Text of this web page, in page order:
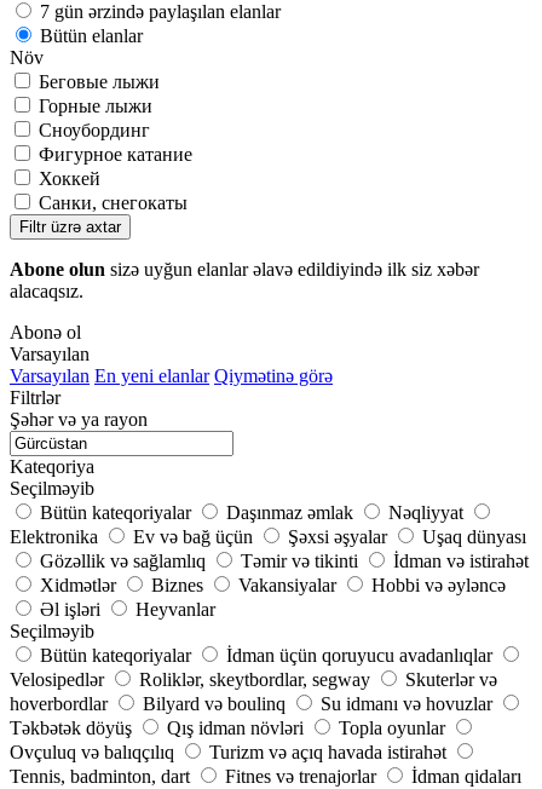
7 gün ərzində paylaşılan elanlar
Bütün elanlar
Növ
Беговые лыжи
Горные лыжи
Сноубординг
Фигурное катание
Хоккей
Санки, снегокаты
Filtr üzrə axtar
Abone olun sizə uyğun elanlar əlavə edildiyində ilk siz xəbər
alacaqsız.
Abonə ol
Varsayılan
Varsayılan En yeni elanlar Qiymətinə görə
Filtrlər
Şəhər və ya rayon
Kateqoriya
Seçilməyib
Bütün kateqoriyalar
Daşınmaz əmlak
Nəqliyyat
Elektronika
Ev və bağ üçün Şəxsi əşyalar
Uşaq dünyası
Gözəllik və sağlamlıq
Təmir və tikinti
İdman və istirahət
Xidmətlər
Biznes Vakansiyalar
Hobbi və əyləncə
Əl işləri
Heyvanlar
Seçilməyib
Bütün kateqoriyalar
İdman üçün qoruyucu avadanlıqlar
Velosipedlər
Roliklər, skeytbordlar, segway
Skuterlər və
hoverbordlar
Bilyard və boulinq
Su idmanı və hovuzlar
Təkbətək döyüş
Qış idman növləri
Topla oyunlar
Ovçuluq və balıqçılıq
Turizm və açıq havada istirahət
Tennis, badminton, dart
Fitnes və trenajorlar
İdman qidaları